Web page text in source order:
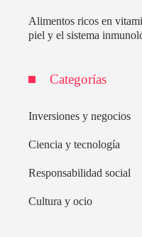
Alimentos ricos en
piel y el sistema
Categorías
Inversiones y negocios
Ciencia y tecnología
Responsabilidad social
Cultura y ocio